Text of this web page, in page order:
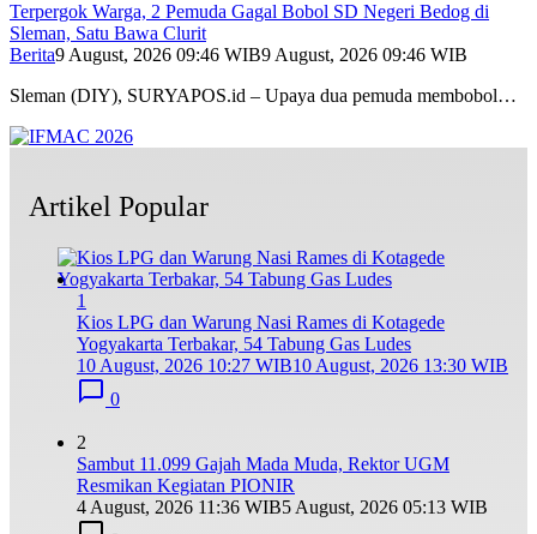
Terpergok Warga, 2 Pemuda Gagal Bobol SD Negeri Bedog di
Sleman, Satu Bawa Clurit
Berita9 August, 2026 09:46 WIB9 August, 2026 09:46 WIB
Sleman (DIY), SURYAPOS.id – Upaya dua pemuda membobol…
Artikel Popular
1
Kios LPG dan Warung Nasi Rames di Kotagede
Yogyakarta Terbakar, 54 Tabung Gas Ludes
10 August, 2026 10:27 WIB10 August, 2026 13:30 WIB
0
2
Sambut 11.099 Gajah Mada Muda, Rektor UGM
Resmikan Kegiatan PIONIR
4 August, 2026 11:36 WIB5 August, 2026 05:13 WIB